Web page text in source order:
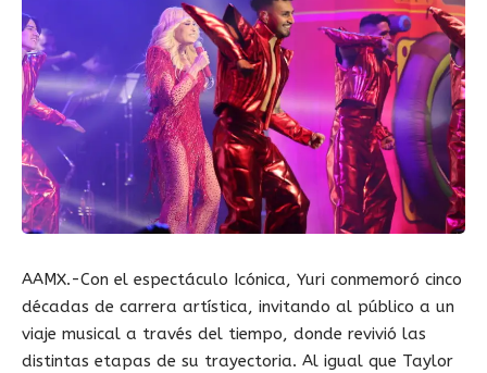
AAMX.-Con el espectáculo Icónica, Yuri conmemoró cinco
décadas de carrera artística, invitando al público a un
viaje musical a través del tiempo, donde revivió las
distintas etapas de su trayectoria. Al igual que Taylor